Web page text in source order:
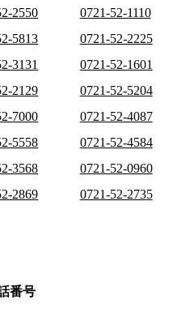
2550
0721-52-1110
5813
0721-52-2225
3131
0721-52-1601
2129
0721-52-5204
7000
0721-52-4087
5558
0721-52-4584
3568
0721-52-0960
2869
0721-52-2735
番号